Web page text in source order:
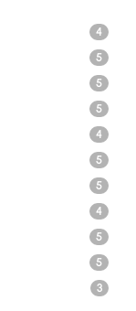
4
5
5
5
4
5
5
4
5
5
3